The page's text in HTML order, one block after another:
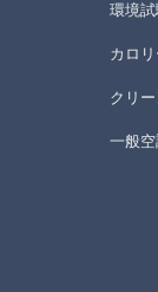
環境
カロ
クリ
一般空